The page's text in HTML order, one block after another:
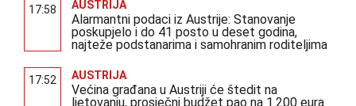
17:58 AUSTRIJA
Alarmantni podaci iz Austrije: Stanovanje
poskupjelo i do 41 posto u deset godina,
najteže podstanarima i samohranim roditeljima
17:52 AUSTRIJA
Većina građana u Austriji će štedit na
ljetovanju, prosječni budžet pao na 1.200 eura